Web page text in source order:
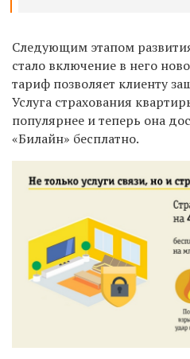
Следующим этапом
стало включение в него
тариф позволяет клиенту
Услуга страхования
популярнее и теперь она
«Билайн» бесплатно.